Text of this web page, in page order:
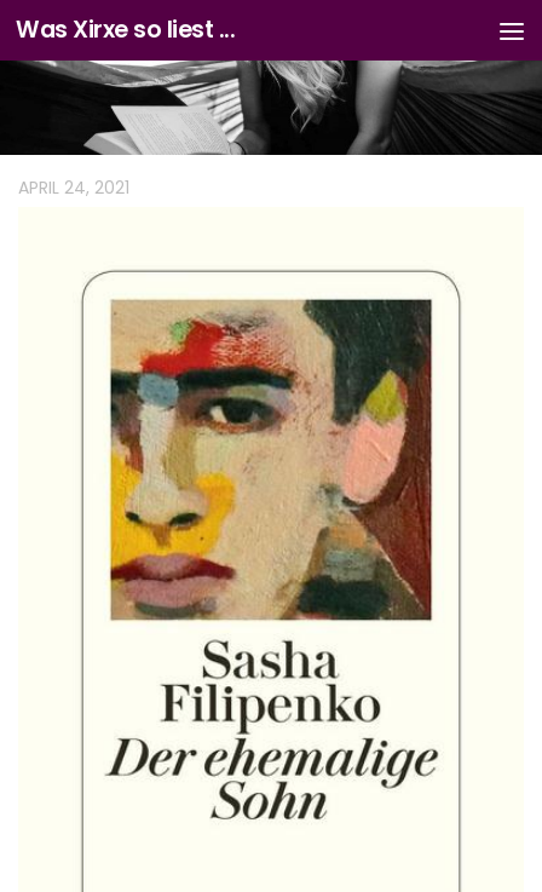
Zum Inhalt springen
Was Xirxe so liest ...
APRIL 24, 2021